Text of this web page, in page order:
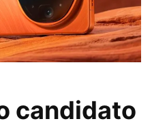
candidato